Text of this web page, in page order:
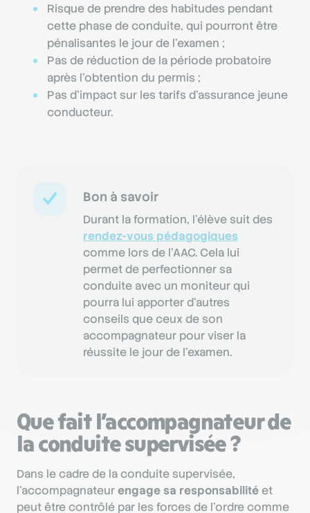
Risque de prendre des habitudes pendant
cette phase de conduite, qui pourront être
pénalisantes le jour de l’examen ;
Pas de réduction de la période probatoire
après l’obtention du permis ;
Pas d’impact sur les tarifs d’assurance jeune
conducteur.
Bon à savoir
Durant la formation, l’élève suit des
rendez-vous pédagogiques
comme lors de l'AAC. Cela lui
permet de perfectionner sa
conduite avec un moniteur qui
pourra lui apporter d’autres
conseils que ceux de son
accompagnateur pour viser la
réussite le jour de l’examen.
Que fait l’accompagnateur de
la conduite supervisée ?
Dans le cadre de la conduite supervisée,
l’accompagnateurengage sa responsabilitéet
peut être contrôlé par les forces de l’ordre comme